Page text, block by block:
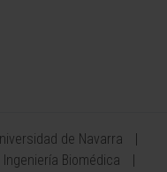
de Navarra
Biomédica